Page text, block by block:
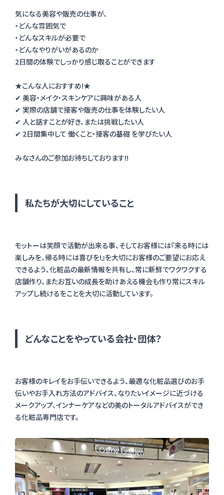
気になる美容や販売の仕事が、
・どんな雰囲気で
・どんなスキルが必要で
・どんなやりがいがあるのか
2日間の体験でしっかり感じ取ることができます
★こんな人におすすめ!★
✔ 美容・メイク・スキンケアに興味がある人
✔ 実際の店舗で接客や販売の仕事を体験したい人
✔ 人と話すことが好き、または挑戦したい人
✔ 2日間集中して 働くこと・接客の基礎 を学びたい人
私たちが大切にしていること
モットーは笑顔で活動が出来る事、そしてお客様には『来る時には
楽しみを、帰る時には喜びを!』を大切にお客様のご要望にお応え
できるよう、化粧品の最新情報を共有し、常に新鮮でワクワクする
店舗作り、またお互いの成長を助けあえる機会も作り常にスキル
どんなことをやっている会社・団体？
お客様のキレイをお手伝いできるよう、最適な化粧品選びのお手
伝いやお手入れ方法のアドバイス、なりたいイメージに近づける
メークアップ、インナーケアなどの美のトータルアドバイスができ